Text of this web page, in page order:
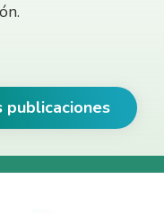
publicaciones